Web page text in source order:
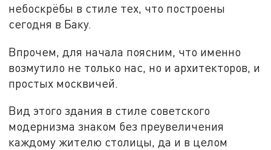
небоскрёбы в стиле тех, что построены
сегодня в Баку.
Впрочем, для начала поясним, что именно
возмутило не только нас, но и архитекторов, и
простых москвичей.
Вид этого здания в стиле советского
модернизма знаком без преувеличения
каждому жителю столицы, да и в целом